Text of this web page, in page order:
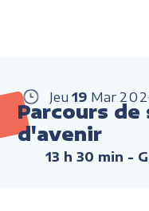
Jeu 19 Mar
Parcours de
d'avenir
13 h 30 min -